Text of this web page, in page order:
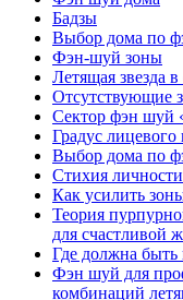
Бадзы
Выбор дома по
Фэн-шуй зоны
Летящая звезда
Отсутствующие
Сектор фэн шуй
Градус
Выбор дома по
Стихия
Как усилить
Теория
для счастливой
Где должна
Фэн шуй для
комбинаций